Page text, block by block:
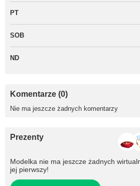
PT
SOB
ND
Komentarze (0)
Nie ma jeszcze żadnych komentarzy
Prezenty
Modelka nie ma jeszcze żadnych
jej pierwszy!